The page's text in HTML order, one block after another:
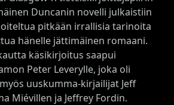
Duncanin novelli julkaistiin
pitkään irrallisia tarinoita
hänelle jättimäinen romaani.
käsikirjoitus saapui
Peter Leverylle, joka oli
uuskumma-kirjailijat Jeff
Miévillen ja Jeffrey Fordin.